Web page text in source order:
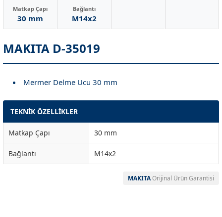
Matkap Çapı
30 mm
Bağlantı
M14x2
MAKITA D-35019
Mermer Delme Ucu 30 mm
TEKNİK ÖZELLİKLER
Matkap Çapı 30 mm
Bağlantı M14x2
MAKITAOrijinal Ürün Garantisi